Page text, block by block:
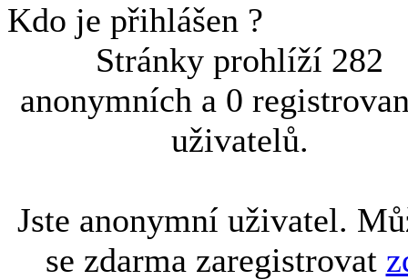
Kdo je přihlášen ?
Stránky prohlíží 282
anonymních a 0
uživatelů.
Jste anonymní uživatel.
se zdarma zaregistrovat